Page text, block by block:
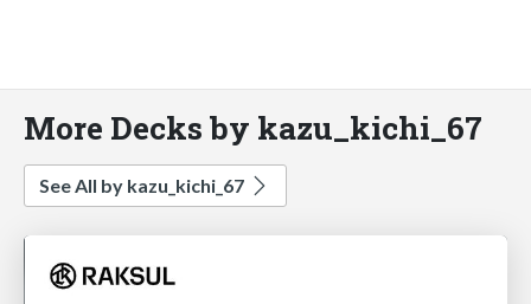
More Decks by kazu_kichi_67
See All by kazu_kichi_67